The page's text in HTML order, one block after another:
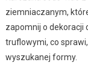
ziemniaczanym,
zapomnij o dekoracji
truflowymi, co
wyszukanej formy.